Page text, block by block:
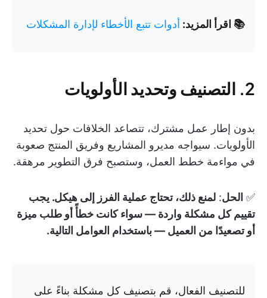
📚 اقرأ المزيد: أدوات تتبع الأخطاء لإدارة المشكلات
2. التصنيف وتحديد الأولويات
بدون إطار عمل مشترك، تتصاعد الخلافات حول تحديد
الأولويات. سيواجه مديرو المشاريع وفريق المنتج صعوبة
في مواءمة خطط العمل، وستصبح فرق التطوير مرهقة.
✅ الحل: لمنع ذلك، تحتاج عملية الفرز إلى هيكل. يجب
تقييم كل مشكلة واردة — سواء كانت خطأً أو طلب ميزة
أو تصعيدًا من العميل — باستخدام العوامل التالية.
للتصنيف الفعال، قم بتصنيف كل مشكلة بناءً على